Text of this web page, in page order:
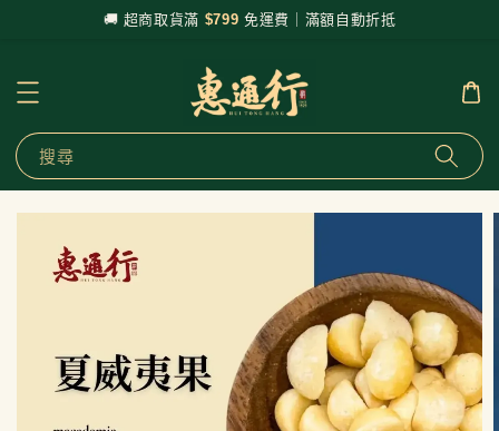
🚚 超商取貨滿 $799 免運費｜滿額自動折抵
搜尋